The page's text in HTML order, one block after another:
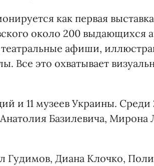
как первая
около 200 выдающихся
афиши,
Все это охватывает
и 11 музеев Украины. Среди
Базилевича, Мирона
Гудимов, Диана Клочко,